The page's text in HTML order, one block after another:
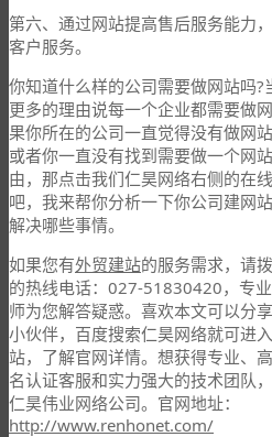
第六、通过网站提高售后服务能力
客户服务。
你知道什么样的公司需要做网站吗?
更多的理由说每一个企业都需要做
果你所在的公司一直觉得没有做网站
或者你一直没有找到需要做一个网
由，那点击我们仁昊网络右侧的在
吧，我来帮你分析一下你公司建网
解决哪些事情。
如果您有外贸建站的服务需求，请
的热线电话：027-51830420，专
师为您解答疑惑。喜欢本文可以分
小伙伴，百度搜索仁昊网络就可进
站，了解官网详情。想获得专业、
名认证客服和实力强大的技术团队
仁昊伟业网络公司。官网地址：
http://www.renhonet.com/